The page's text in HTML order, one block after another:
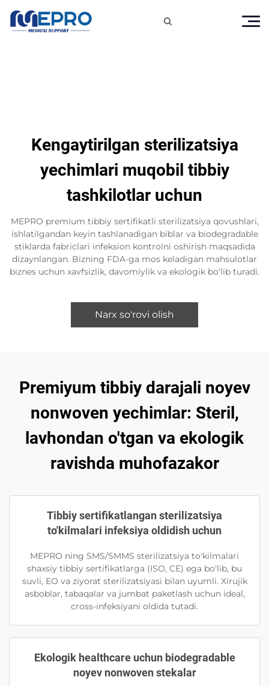

Kengaytirilgan sterilizatsiya
yechimlari muqobil tibbiy
tashkilotlar uchun
MEPRO premium tibbiy sertifikatli sterilizatsiya qovushlari,
ishlatilgandan keyin tashlanadigan biblar va biodegradable
stiklarda fabriclari infeksion kontrolni oshirish maqsadida
dizaynlangan. Bizning FDA-ga mos keladigan mahsulotlar
biznes uchun xavfsizlik, davomiylik va ekologik bo‘lib turadi.
Narx so'rovi olish
Premiyum tibbiy darajali noyev
nonwoven yechimlar: Steril,
lavhondan o'tgan va ekologik
ravishda muhofazakor
Tibbiy sertifikatlangan sterilizatsiya
to'kilmalari infeksiya oldidish uchun
MEPRO ning SMS/SMMS sterilizatsiya to'kilmalari
shaxsiy tibbiy sertifikatlarga (ISO, CE) ega bo'lib, bu
suvli, EO va ziyorat sterilizatsiyasi bilan uyumli. Xirujik
asboblar, tabaqalar va jumbat paketlash uchun ideal,
cross-infeksiyani oldida tutadi.
Ekologik healthcare uchun biodegradable
noyev nonwoven stekalar